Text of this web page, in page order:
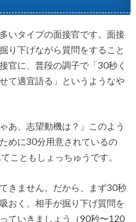
いタイプの面接官です。面接
り下げながら質問をすること
官に、普段の調子で「30秒く
て適宜語る」というようなや
あ、志望動機は？」このよう
めに30分用意されているの
こともしょっちゅうです。
きません。だから、まず30秒
おく、相手が掘り下げ質問を
ていきましょう（90秒〜120